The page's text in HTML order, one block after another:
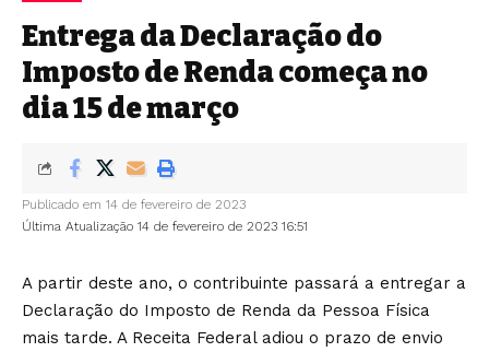
Entrega da Declaração do
Imposto de Renda começa no
dia 15 de março
Última Atualização 14 de fevereiro de 2023 16:51
Publicado em 14 de fevereiro de 2023
A partir deste ano, o contribuinte passará a entregar a
Declaração do Imposto de Renda da Pessoa Física
mais tarde. A Receita Federal adiou o prazo de envio